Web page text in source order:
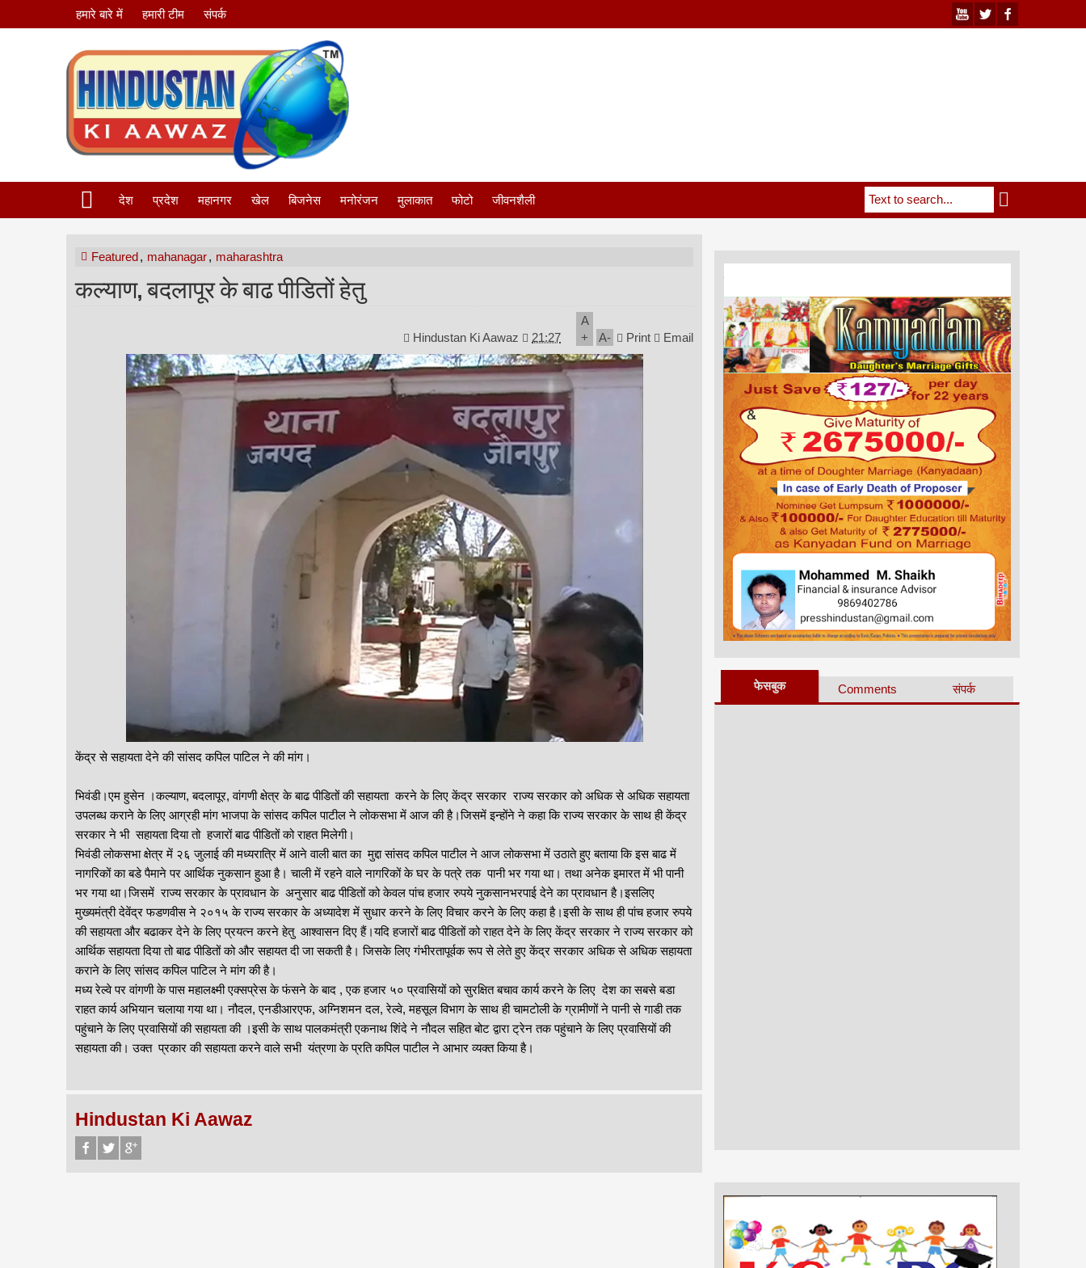
हमारे बारे में हमारी टीम संपर्क
देश प्रदेश महानगर खेल बिजनेस मनोरंजन मुलाकात फोटो जीवनशैली
Featured, mahanagar, maharashtra
कल्याण, बदलापूर के बाढ पीडितों हेतु
Hindustan Ki Aawaz 21:27
A
+
A- Print Email
केंद्र से सहायता देने की सांसद कपिल पाटिल ने की मांग।
भिवंडी।एम हुसेन ।कल्याण, बदलापूर, वांगणी क्षेत्र के बाढ पीडितों की सहायता करने के लिए केंद्र सरकार राज्य सरकार को अधिक से अधिक सहायता
उपलब्ध कराने के लिए आग्रही मांग भाजपा के सांसद कपिल पाटील ने लोकसभा में आज की है।जिसमें इन्होंने ने कहा कि राज्य सरकार के साथ ही केंद्र
सरकार ने भी सहायता दिया तो हजारों बाढ पीडितों को राहत मिलेगी।
भिवंडी लोकसभा क्षेत्र में २६ जुलाई की मध्यरात्रि में आने वाली बात का मुद्दा सांसद कपिल पाटील ने आज लोकसभा में उठाते हुए बताया कि इस बाढ में
नागरिकों का बडे पैमाने पर आर्थिक नुकसान हुआ है। चाली में रहने वाले नागरिकों के घर के पत्रे तक पानी भर गया था। तथा अनेक इमारत में भी पानी
भर गया था।जिसमें राज्य सरकार के प्रावधान के अनुसार बाढ पीडितों को केवल पांच हजार रुपये नुकसानभरपाई देने का प्रावधान है।इसलिए
मुख्यमंत्री देवेंद्र फडणवीस ने २०१५ के राज्य सरकार के अध्यादेश में सुधार करने के लिए विचार करने के लिए कहा है।इसी के साथ ही पांच हजार रुपये
की सहायता और बढाकर देने के लिए प्रयत्न करने हेतु आश्वासन दिए हैं।यदि हजारों बाढ पीडितों को राहत देने के लिए केंद्र सरकार ने राज्य सरकार को
आर्थिक सहायता दिया तो बाढ पीडितों को और सहायत दी जा सकती है। जिसके लिए गंभीरतापूर्वक रूप से लेते हुए केंद्र सरकार अधिक से अधिक सहायता
कराने के लिए सांसद कपिल पाटिल ने मांग की है।
मध्य रेल्वे पर वांगणी के पास महालक्ष्मी एक्सप्रेस के फंसने के बाद , एक हजार ५० प्रवासियों को सुरक्षित बचाव कार्य करने के लिए देश का सबसे बडा
राहत कार्य अभियान चलाया गया था। नौदल, एनडीआरएफ, अग्निशमन दल, रेल्वे, महसूल विभाग के साथ ही चामटोली के ग्रामीणों ने पानी से गाडी तक
पहुंचाने के लिए प्रवासियों की सहायता की ।इसी के साथ पालकमंत्री एकनाथ शिंदे ने नौदल सहित बोट द्वारा ट्रेन तक पहुंचाने के लिए प्रवासियों की
सहायता की। उक्त प्रकार की सहायता करने वाले सभी यंत्रणा के प्रति कपिल पाटील ने आभार व्यक्त किया है।
Hindustan Ki Aawaz
फेसबुक Comments संपर्क